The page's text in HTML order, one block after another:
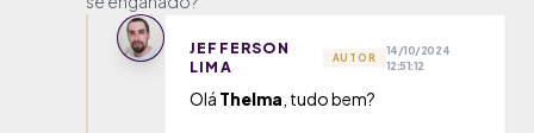
JEFFERSON
LIMA
AUTOR
14/10/2024
12:51:12
Olá Thelma , tudo bem?